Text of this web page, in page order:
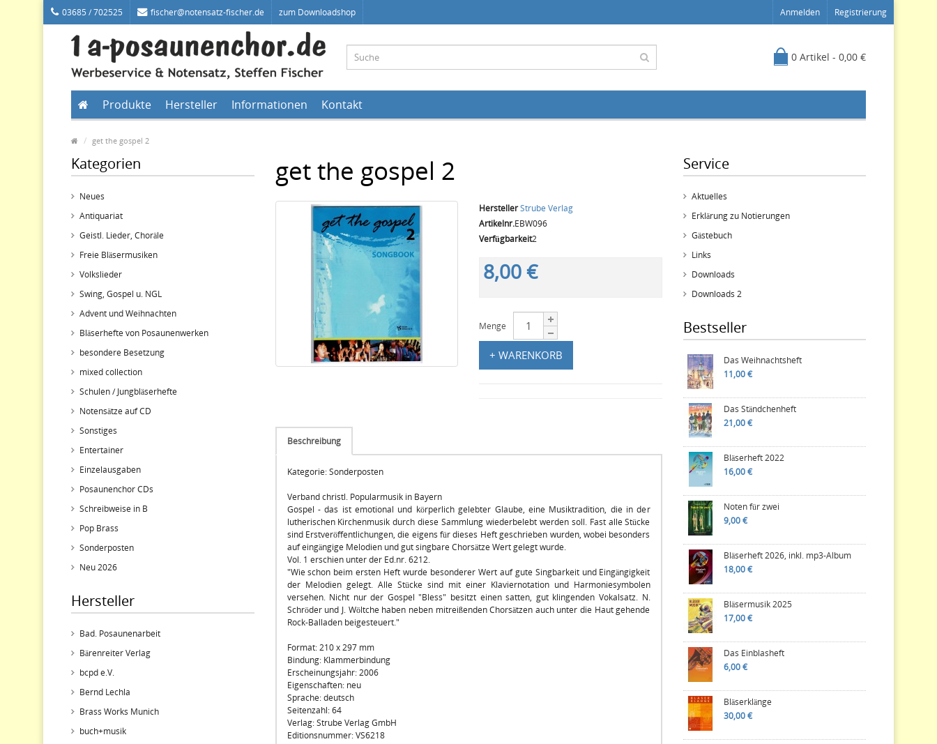
03685 / 702525 fischer@notensatz-fischer.de zum Downloadshop Anmelden Registrierung
0 Artikel - 0,00 €
Produkte Hersteller Informationen Kontakt
get the gospel 2
Kategorien
Neues
Antiquariat
Geistl. Lieder, Choräle
Freie Bläsermusiken
Volkslieder
Swing, Gospel u. NGL
Advent und Weihnachten
Bläserhefte von Posaunenwerken
besondere Besetzung
mixed collection
Schulen / Jungbläserhefte
Notensätze auf CD
Sonstiges
Entertainer
Einzelausgaben
Posaunenchor CDs
Schreibweise in B
Pop Brass
Sonderposten
Neu 2026
Hersteller
Bad. Posaunenarbeit
Bärenreiter Verlag
bcpd e.V.
Bernd Lechla
Brass Works Munich
buch+musik
get the gospel 2
HerstellerStrube Verlag
Artikelnr.EBW096
Verfügbarkeit2
8,00 €
Menge
+ WARENKORB
Beschreibung
Kategorie: Sonderposten
Verband christl. Popularmusik in Bayern
Gospel - das ist emotional und körperlich gelebter Glaube, eine Musiktradition, die in der
lutherischen Kirchenmusik durch diese Sammlung wiederbelebt werden soll. Fast alle Stücke
sind Erstveröffentlichungen, die eigens für dieses Heft geschrieben wurden, wobei besonders
auf eingängige Melodien und gut singbare Chorsätze Wert gelegt wurde.
Vol. 1 erschien unter der Ed.nr. 6212.
"Wie schon beim ersten Heft wurde besonderer Wert auf gute Singbarkeit und Eingängigkeit
der Melodien gelegt. Alle Stücke sind mit einer Klaviernotation und Harmoniesymbolen
versehen. Nicht nur der Gospel "Bless" besitzt einen satten, gut klingenden Vokalsatz. N.
Schröder und J. Wöltche haben neben mitreißenden Chorsätzen auch unter die Haut gehende
Rock-Balladen beigesteuert."
Format: 210 x 297 mm
Bindung: Klammerbindung
Erscheinungsjahr: 2006
Eigenschaften: neu
Sprache: deutsch
Seitenzahl: 64
Verlag: Strube Verlag GmbH
Editionsnummer: VS6218
Service
Aktuelles
Erklärung zu Notierungen
Gästebuch
Links
Downloads
Downloads 2
Bestseller
Das Weihnachtsheft
11,00 €
Das Ständchenheft
21,00 €
Bläserheft 2022
16,00 €
Noten für zwei
9,00 €
Bläserheft 2026, inkl. mp3-Album
18,00 €
Bläsermusik 2025
17,00 €
Das Einblasheft
6,00 €
Bläserklänge
30,00 €